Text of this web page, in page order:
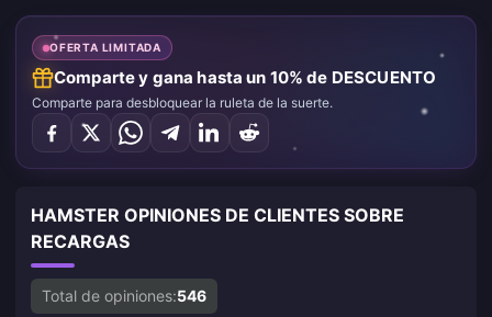
OFERTA LIMITADA
Comparte y gana hasta un 10% de DESCUENTO
Comparte para desbloquear la ruleta de la suerte.
HAMSTER OPINIONES DE CLIENTES SOBRE
RECARGAS
Total de opiniones:546